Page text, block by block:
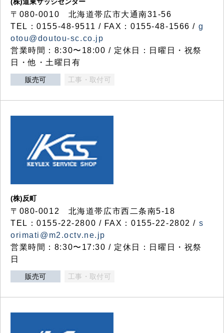
〒080-0010 北海道帯広市大通南31-56
TEL：0155-48-9511 / FAX：0155-48-1566 / g
otou@doutou-sc.co.jp
営業時間：8:30〜18:00 / 定休日：日曜日・祝祭
日・他・土曜日有
販売可 工事・取付可
(株)反町
〒080-0012 北海道帯広市西二条南5-18
TEL：0155-22-2800 / FAX：0155-22-2802 / s
orimati@m2.octv.ne.jp
営業時間：8:30〜17:30 / 定休日：日曜日・祝祭
日
販売可 工事・取付可